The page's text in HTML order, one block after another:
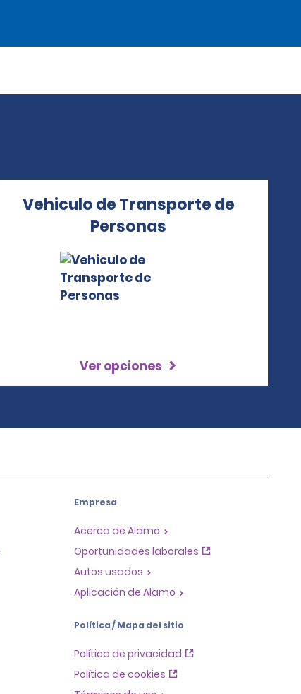
Vehiculo de Transporte de
Personas
Ver opciones
Empresa
Acerca de Alamo
Oportunidades laborales
Autos usados
Aplicación de Alamo
Política / Mapa del sitio
Política de privacidad
Política de cookies